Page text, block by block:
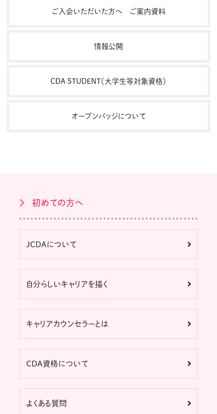
ご入会いただいた方へ ご案内資料
情報公開
CDA STUDENT（大学生等対象資格）
オープンバッジについて
初めての方へ
JCDAについて
自分らしいキャリアを描く
キャリアカウンセラーとは
CDA資格について
よくある質問